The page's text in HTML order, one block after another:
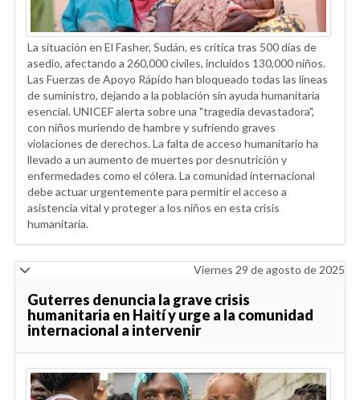
La situación en El Fasher, Sudán, es crítica tras 500 días de
asedio, afectando a 260,000 civiles, incluidos 130,000 niños.
Las Fuerzas de Apoyo Rápido han bloqueado todas las líneas
de suministro, dejando a la población sin ayuda humanitaria
esencial. UNICEF alerta sobre una "tragedia devastadora",
con niños muriendo de hambre y sufriendo graves
violaciones de derechos. La falta de acceso humanitario ha
llevado a un aumento de muertes por desnutrición y
enfermedades como el cólera. La comunidad internacional
debe actuar urgentemente para permitir el acceso a
asistencia vital y proteger a los niños en esta crisis
humanitaria.
Viernes 29 de agosto de 2025
Guterres denuncia la grave crisis
humanitaria en Haití y urge a la comunidad
internacional a intervenir